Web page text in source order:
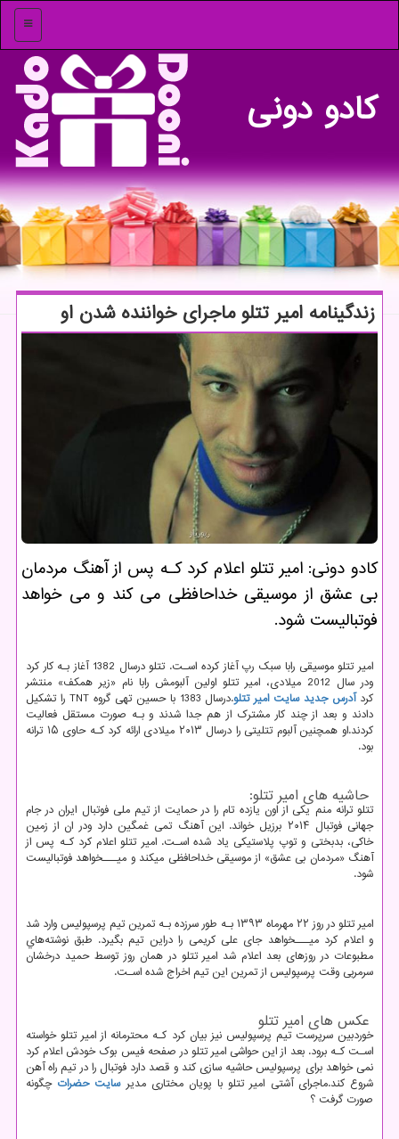
منو
كادو دونی
زندگینامه امیر تتلو ماجرای خواننده شدن او
كادو دونی: امیر تتلو اعلام كرد كـه پس از آهنگ مردمان
بی عشق از موسیقی خداحافظی می كند و می خواهد
فوتبالیست شود.
امیر تتلو موسیقی رابا سبک رپ آغاز کرده اسـت. تتلو درسال 1382 آغاز بـه کار کرد
ودر سال 2012 میلادی، امیر تتلو اولین آلبومش رابا نام «زیر همکف» منتشر
کرد
.آدرس جدید سایت امیر تتلودرسال 1383 با حسین تهی گروه TNTرا تشکیل
دادند و بعد از چند کار مشترک از هم جدا شدند و بـه صورت مستقل فعالیت
کردند.او همچنین آلبوم تتلیتی را درسال ۲۰۱۳ میلادی ارائه کرد کـه حاوی ۱۵ ترانه
بود.
حاشیه های امیر تتلو:
تتلو ترانه منم یکی از اون یازده تام را در حمایت از تیم ملی فوتبال ایران در جام
جهانی فوتبال ۲۰۱۴ برزیل خواند. این آهنگ تمی غمگین دارد ودر ان از زمین
خاکی، بدبختی و توپ پلاستیکی یاد شده اسـت. امیر تتلو اعلام کرد کـه پس از
آهنگ «مردمان بی عشق» از موسیقی خداحافظی میکند و میـــخواهد فوتبالیست
شود.
امیر تتلو در روز ۲۲ مهرماه ۱۳۹۳ بـه طور سرزده بـه تمرین تیم پرسپولیس وارد شد
و اعلام کرد میـــخواهد جای علی کریمی را دراین تیم بگیرد. طبق نوشته‌هاي‌
مطبوعات در روزهای بعد اعلام شد امیر تتلو در همان روز توسط حمید درخشان
سرمربی وقت پرسپولیس از تمرین این تیم اخراج شده اسـت.
عکس های امیر تتلو
خوردبین سرپرست تیم پرسپولیس نیز بیان کرد کـه محترمانه از امیر تتلو خواسته
اسـت کـه برود. بعد از این حواشی امیر تتلو در صفحه فیس بوک خودش اعلام کرد
نمی خواهد برای پرسپولیس حاشیه سازی کند و قصد دارد فوتبال را در تیم راه آهن
شروع کند.ماجرای آشتی امیر تتلو با پویان مختاری مدیرسایت حضرات چگونه
صورت گرفت ؟